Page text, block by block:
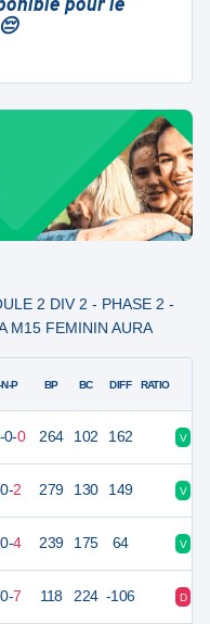
pour le
2 DIV 2 - PHASE 2 -
M15 FEMININ AURA
P BP BC DIFF RATIO
-0-0 264 102 162 V
0-2 279 130 149 V
0-4 239 175 64 V
0-7 118 224 -106 D